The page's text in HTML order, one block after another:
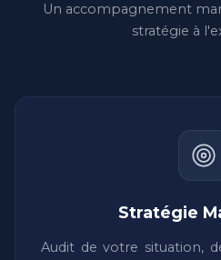
Un accompagnement
stratégie à
Stratégie
Audit de votre situation,